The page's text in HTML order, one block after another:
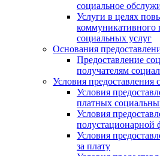
социальное
Услуги в целях
коммуникативного
социальных услуг
Основания
Предоставление
получателям
Условия предоставления
Условия
платных
Условия
полустационарной
Условия
за плату